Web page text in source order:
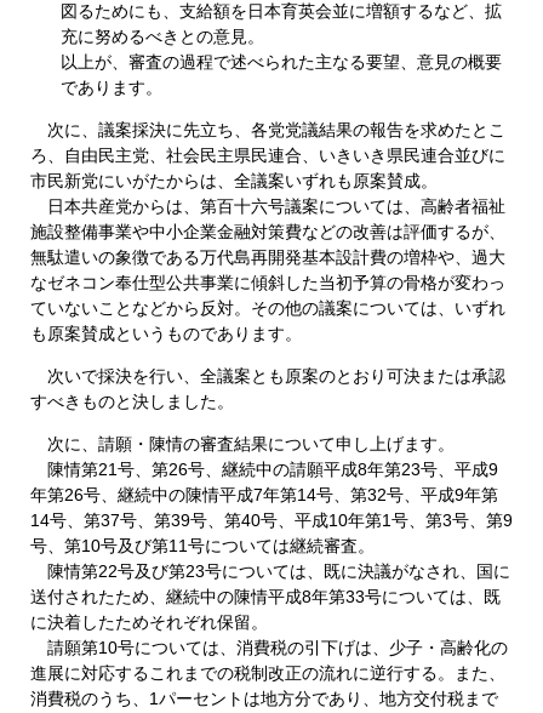
図るためにも、支給額を日本育英会並に増額するなど、拡
充に努めるべきとの意見。
以上が、審査の過程で述べられた主なる要望、意見の概要
であります。
次に、議案採決に先立ち、各党党議結果の報告を求めたとこ
ろ、自由民主党、社会民主県民連合、いきいき県民連合並びに
市民新党にいがたからは、全議案いずれも原案賛成。
日本共産党からは、第百十六号議案については、高齢者福祉
施設整備事業や中小企業金融対策費などの改善は評価するが、
無駄遣いの象徴である万代島再開発基本設計費の増枠や、過大
なゼネコン奉仕型公共事業に傾斜した当初予算の骨格が変わっ
ていないことなどから反対。その他の議案については、いずれ
も原案賛成というものであります。
次いで採決を行い、全議案とも原案のとおり可決または承認
すべきものと決しました。
次に、請願・陳情の審査結果について申し上げます。
陳情第21号、第26号、継続中の請願平成8年第23号、平成9
年第26号、継続中の陳情平成7年第14号、第32号、平成9年第
14号、第37号、第39号、第40号、平成10年第1号、第3号、第9
号、第10号及び第11号については継続審査。
陳情第22号及び第23号については、既に決議がなされ、国に
送付されたため、継続中の陳情平成8年第33号については、既
に決着したためそれぞれ保留。
請願第10号については、消費税の引下げは、少子・高齢化の
進展に対応するこれまでの税制改正の流れに逆行する。また、
消費税のうち、1パーセントは地方分であり、地方交付税まで